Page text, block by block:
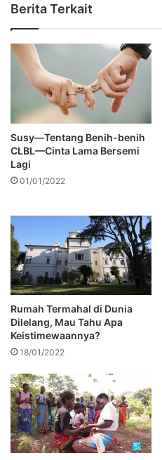
Berita Terkait
Susy—Tentang Benih-benih
CLBL—Cinta Lama Bersemi
Lagi
01/01/2022
Rumah Termahal di Dunia
Dilelang, Mau Tahu Apa
Keistimewaannya?
18/01/2022